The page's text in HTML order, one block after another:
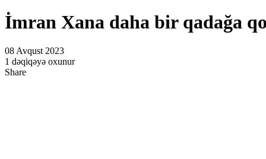
İmran Xana daha bir qadağa
08 Avqust 2023
1 dəqiqəyə oxunur
Share